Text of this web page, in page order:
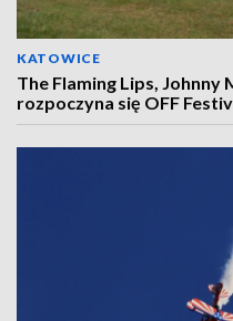
KATOWICE
The Flaming Lips, Johnny
rozpoczyna się OFF